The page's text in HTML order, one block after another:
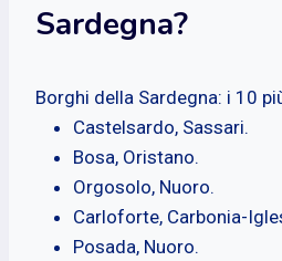
Sardegna?
Borghi della Sardegna: i 10
Castelsardo, Sassari.
Bosa, Oristano.
Orgosolo, Nuoro.
Carloforte, Carbonia-
Posada, Nuoro.